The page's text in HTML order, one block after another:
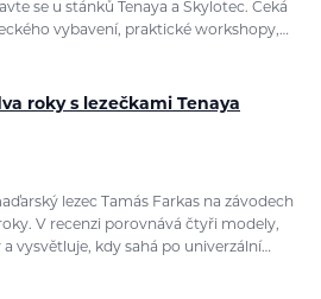
se u stánků Tenaya a Skylotec. Čeká
vybavení, praktické workshopy,…
roky s lezečkami Tenaya
lezec Tamás Farkas na závodech
V recenzi porovnává čtyři modely,
vysvětluje, kdy sahá po univerzální…